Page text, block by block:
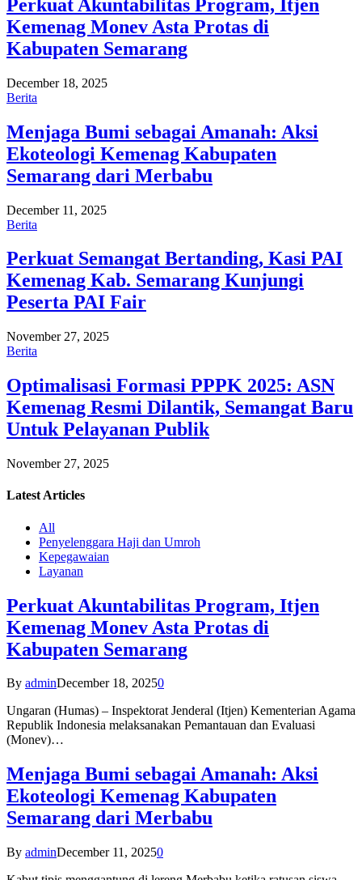
Perkuat Akuntabilitas Program, Itjen
Kemenag Monev Asta Protas di
Kabupaten Semarang
December 18, 2025
Berita
Menjaga Bumi sebagai Amanah: Aksi
Ekoteologi Kemenag Kabupaten
Semarang dari Merbabu
December 11, 2025
Berita
Perkuat Semangat Bertanding, Kasi PAI
Kemenag Kab. Semarang Kunjungi
Peserta PAI Fair
November 27, 2025
Berita
Optimalisasi Formasi PPPK 2025: ASN
Kemenag Resmi Dilantik, Semangat Baru
Untuk Pelayanan Publik
November 27, 2025
Latest Articles
All
Penyelenggara Haji dan Umroh
Kepegawaian
Layanan
Perkuat Akuntabilitas Program, Itjen
Kemenag Monev Asta Protas di
Kabupaten Semarang
By adminDecember 18, 20250
Ungaran (Humas) – Inspektorat Jenderal (Itjen) Kementerian Agama
Republik Indonesia melaksanakan Pemantauan dan Evaluasi
(Monev)…
Menjaga Bumi sebagai Amanah: Aksi
Ekoteologi Kemenag Kabupaten
Semarang dari Merbabu
By adminDecember 11, 20250